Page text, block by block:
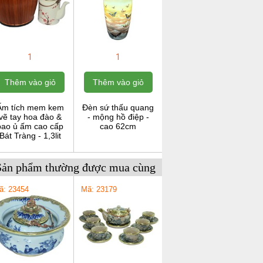
1
Thêm vào giỏ
tích mem kem
tay hoa đào &
ủ ấm cao cấp
Tràng - 1,3lit
1
Thêm vào giỏ
Đèn sứ thấu quang
- mộng hồ điệp -
cao 62cm
phẩm thường được mua cùng
23454 Mã: 23179